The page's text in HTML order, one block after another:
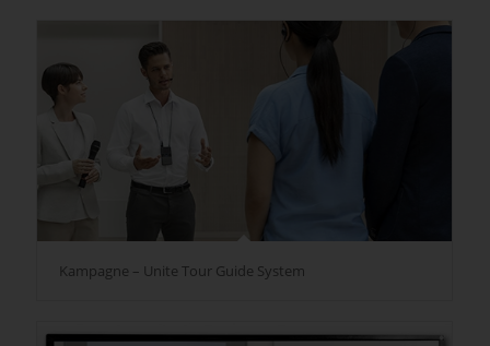
Kampagne – Unite Tour Guide System